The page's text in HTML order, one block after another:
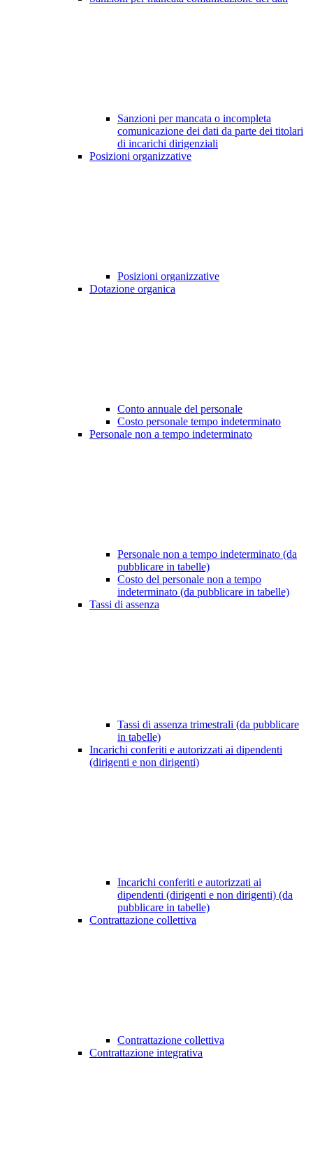
Sanzioni per mancata o incompleta
comunicazione dei dati da parte dei titolari
di incarichi dirigenziali
Posizioni organizzative
Posizioni organizzative
Dotazione organica
Conto annuale del personale
Costo personale tempo indeterminato
Personale non a tempo indeterminato
Personale non a tempo indeterminato (da
pubblicare in tabelle)
Costo del personale non a tempo
indeterminato (da pubblicare in tabelle)
Tassi di assenza
Tassi di assenza trimestrali (da pubblicare
in tabelle)
Incarichi conferiti e autorizzati ai dipendenti
(dirigenti e non dirigenti)
Incarichi conferiti e autorizzati ai
dipendenti (dirigenti e non dirigenti) (da
pubblicare in tabelle)
Contrattazione collettiva
Contrattazione collettiva
Contrattazione integrativa